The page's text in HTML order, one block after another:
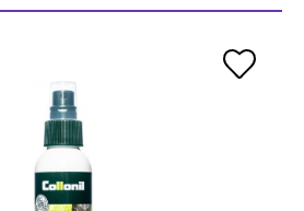
especial
eficaz para